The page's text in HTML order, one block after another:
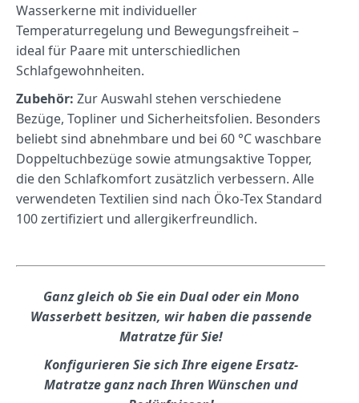
Wasserkerne mit individueller
Temperaturregelung und Bewegungsfreiheit –
ideal für Paare mit unterschiedlichen
Schlafgewohnheiten.
Zubehör: Zur Auswahl stehen verschiedene
Bezüge, Topliner und Sicherheitsfolien. Besonders
beliebtsind abnehmbare und bei 60 °Cwaschbare
DoppeltuchbezügesowieatmungsaktiveTopper,
die den Schlafkomfortzusätzlich verbessern. Alle
verwendeten Textilien sind nach Öko-TexStandard
100zertifiziert und allergikerfreundlich.
Ganz gleich ob Sie ein Dual oder ein Mono
Wasserbett besitzen, wir haben die passende
Matratze für Sie!
Konfigurieren Sie sich Ihre eigene Ersatz-
Matratze ganz nach Ihren Wünschen und